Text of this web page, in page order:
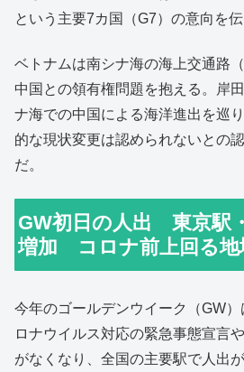
という主要7カ国（G7）の意向を伝
ベトナムは南シナ海の海上交通路
中国との領有権問題を抱える。岸
ナ海での中国による海洋進出を巡
的な現状変更は認められないとの
だ。
GW初日の人出 東京駅
増加 コロナ前上回る地
今年のゴールデンウイーク（GW
ロナウイルス対応の緊急事態宣言
がなくなり、全国の主要駅で人出